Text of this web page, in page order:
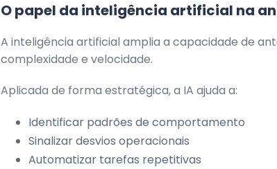
O papel da inteligência artificial na
A inteligência artificial amplia a capacidade de
complexidade e velocidade.
Aplicada de forma estratégica, a IA ajuda a:
Identificar padrões de comportamento
Sinalizar desvios operacionais
Automatizar tarefas repetitivas